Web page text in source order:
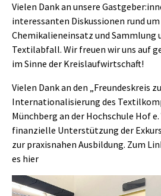
Vielen Dank an unsere
interessanten Diskussionen rund um
Chemikalieneinsatz und Sammlung
Textilabfall. Wir freuen wir uns auf
im Sinne der Kreislaufwirtschaft!
Vielen Dank an den „Freundeskreis
Internationalisierung des
Münchberg an der Hochschule Hof e.
finanzielle Unterstützung der
zur praxisnahen Ausbildung. Zum
es hier